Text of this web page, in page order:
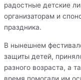
радостные детские
организаторам и
праздника.
В нынешнем
защиты детей,
разного возраста, а
время помогали им